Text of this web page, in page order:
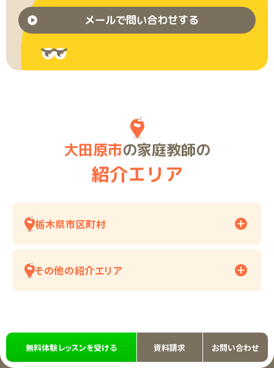
メールで問い合わせする
大田原市の家庭教師の
紹介エリア
栃木県市区町村
その他の紹介エリア
無料体験レッスンを受ける 資料請求 お問い合わせ